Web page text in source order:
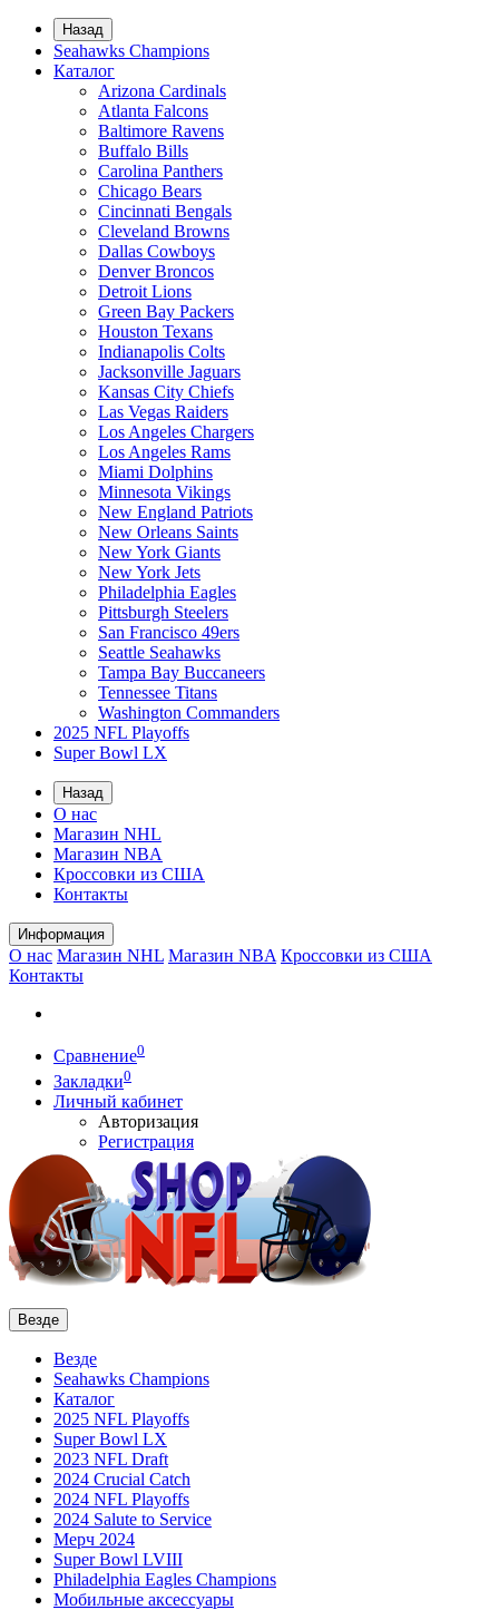
Назад
Seahawks Champions
Каталог
Arizona Cardinals
Atlanta Falcons
Baltimore Ravens
Buffalo Bills
Carolina Panthers
Chicago Bears
Cincinnati Bengals
Cleveland Browns
Dallas Cowboys
Denver Broncos
Detroit Lions
Green Bay Packers
Houston Texans
Indianapolis Colts
Jacksonville Jaguars
Kansas City Chiefs
Las Vegas Raiders
Los Angeles Chargers
Los Angeles Rams
Miami Dolphins
Minnesota Vikings
New England Patriots
New Orleans Saints
New York Giants
New York Jets
Philadelphia Eagles
Pittsburgh Steelers
San Francisco 49ers
Seattle Seahawks
Tampa Bay Buccaneers
Tennessee Titans
Washington Commanders
2025 NFL Playoffs
Super Bowl LX
Назад
О нас
Магазин NHL
Магазин NBA
Кроссовки из США
Контакты
Информация
О нас Магазин NHL Магазин NBA Кроссовки из США
Контакты
Сравнение0
Закладки0
Личный кабинет
Авторизация
Регистрация
Везде
Везде
Seahawks Champions
Каталог
2025 NFL Playoffs
Super Bowl LX
2023 NFL Draft
2024 Crucial Catch
2024 NFL Playoffs
2024 Salute to Service
Мерч 2024
Super Bowl LVIII
Philadelphia Eagles Champions
Мобильные аксессуары